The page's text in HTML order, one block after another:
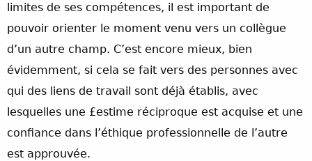
limites de ses compétences, il est important de
pouvoir orienter le moment venu vers un collègue
d’un autre champ. C’est encore mieux, bien
évidemment, si cela se fait vers des personnes avec
qui des liens de travail sont déjà établis, avec
lesquelles une £estime réciproque est acquise et une
confiance dans l’éthique professionnelle de l’autre
est approuvée.